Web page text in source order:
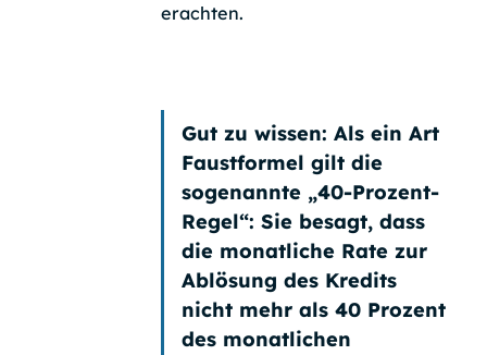
erachten.
Gut zu wissen: Als ein Art
Faustformel gilt die
sogenannte „40-Prozent-
Regel“: Sie besagt, dass
die monatliche Rate zur
Ablösung des Kredits
nicht mehr als 40 Prozent
des monatlichen